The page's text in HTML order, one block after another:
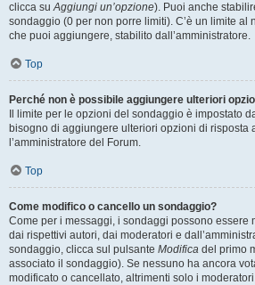
clicca suAggiungi un’opzione). Puoi anche
sondaggio (0 per non porre limiti). C’è un limite al
che puoi aggiungere, stabilito dall’amministratore.
Top
Perché non è possibile aggiungere ulteriori
Il limite per le opzioni del sondaggio è impostato
bisogno di aggiungere ulteriori opzioni di risposta
l’amministratore del Forum.
Top
Come modifico o cancello un sondaggio?
Come per i messaggi, i sondaggi possono essere
dai rispettivi autori, dai moderatori e
sondaggio, clicca sul pulsante Modifica del primo
associato il sondaggio). Se nessuno ha ancora
modificato o cancellato, altrimenti solo i